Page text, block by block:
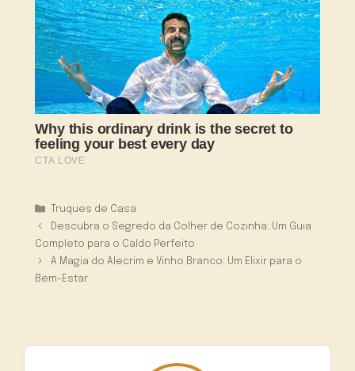
Categorias
Truques de Casa
Descubra o Segredo da Colher de Cozinha: Um Guia
Completo para o Caldo Perfeito
A Magia do Alecrim e Vinho Branco: Um Elixir para o
Bem-Estar